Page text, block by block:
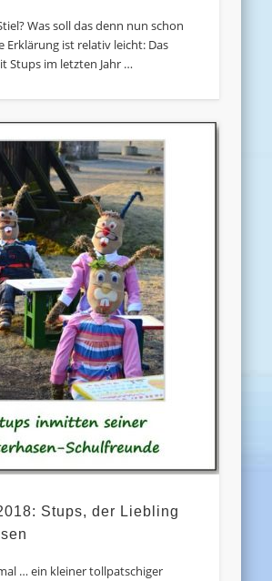
Was soll das denn nun schon
Erklärung ist relativ leicht: Das
Stups im letzten Jahr …
Stups, der Liebling
… ein kleiner tollpatschiger